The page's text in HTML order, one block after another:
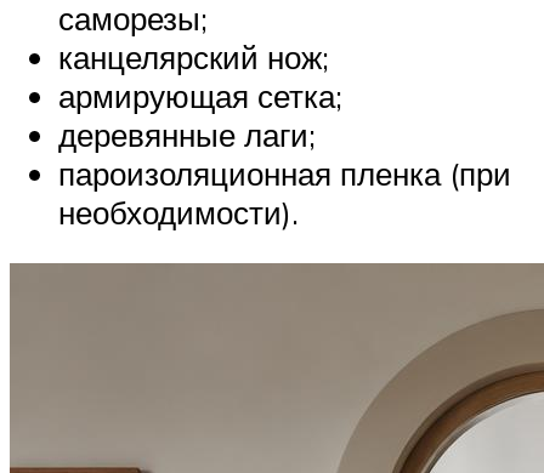
саморезы;
канцелярский нож;
армирующая сетка;
деревянные лаги;
пароизоляционная пленка (при
необходимости).